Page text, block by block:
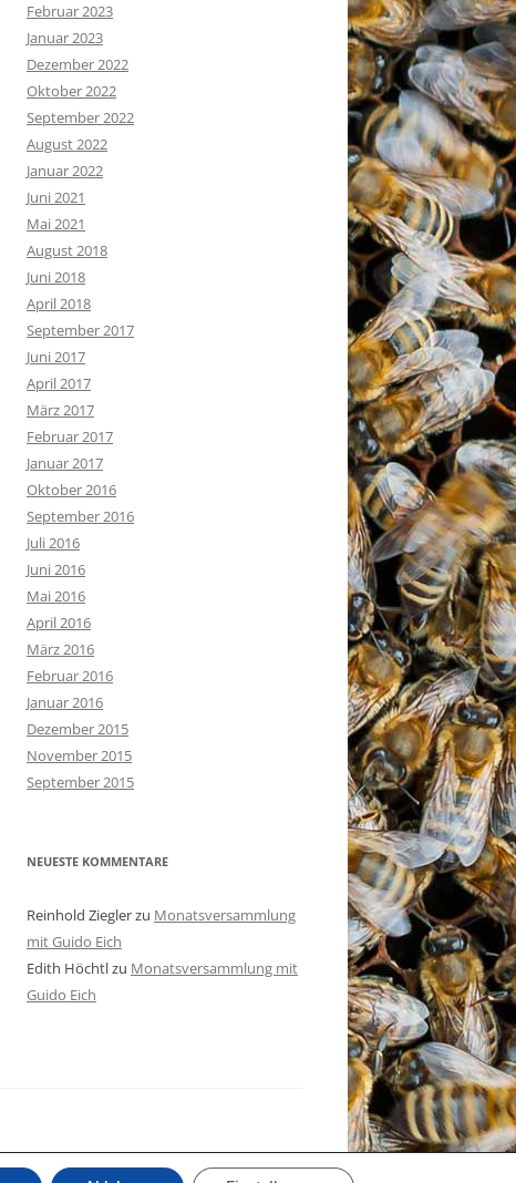
Februar 2023
Januar 2023
Dezember 2022
Oktober 2022
September 2022
August 2022
Januar 2022
Juni 2021
Mai 2021
August 2018
Juni 2018
April 2018
September 2017
Juni 2017
April 2017
März 2017
Februar 2017
Januar 2017
Oktober 2016
September 2016
Juli 2016
Juni 2016
Mai 2016
April 2016
März 2016
Februar 2016
Januar 2016
Dezember 2015
November 2015
September 2015
NEUESTE KOMMENTARE
Reinhold Zieglerzu Monatsversammlung
mit Guido Eich
Edith Höchtlzu Monatsversammlung mit
Guido Eich